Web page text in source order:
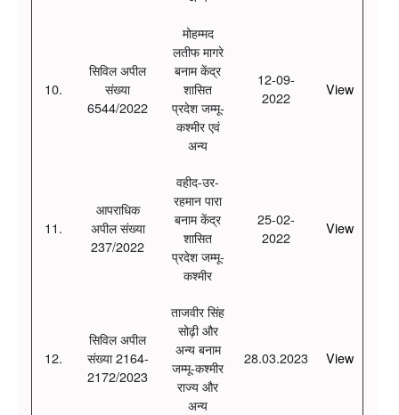
10.
सिविल अपील
संख्या
6544/2022
मोहम्मद
लतीफ मागरे
बनाम केंद्र
शासित
प्रदेश जम्मू-
कश्मीर एवं
अन्य
12-09-
2022
View
11.
आपराधिक
अपील संख्या
237/2022
वहीद-उर-
रहमान पारा
बनाम केंद्र
शासित
प्रदेश जम्मू-
कश्मीर
25-02-
2022
View
12.
सिविल अपील
संख्या 2164-
2172/2023
ताजवीर सिंह
सोढ़ी और
अन्य बनाम
जम्मू-कश्मीर
राज्य और
अन्य
28.03.2023 View